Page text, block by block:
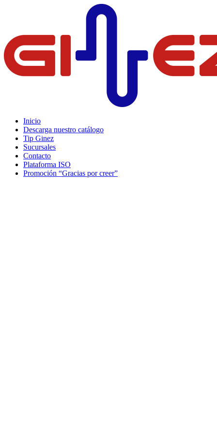
Inicio
Descarga nuestro catálogo
Tip Ginez
Sucursales
Contacto
Plataforma ISO
Promoción “Gracias por creer”